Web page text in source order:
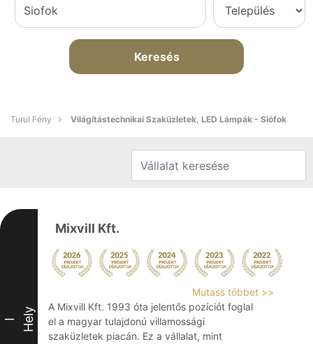
Keresés
Turul Fény Világítástechnikai Szaküzletek, LED Lámpák - Siófok
I Hely
Mixvill Kft.
Mutass többet >>
A Mixvill Kft. 1993 óta jelentős pozíciót foglal
el a magyar tulajdonú villamossági
szaküzletek piacán. Ez a vállalat, mint